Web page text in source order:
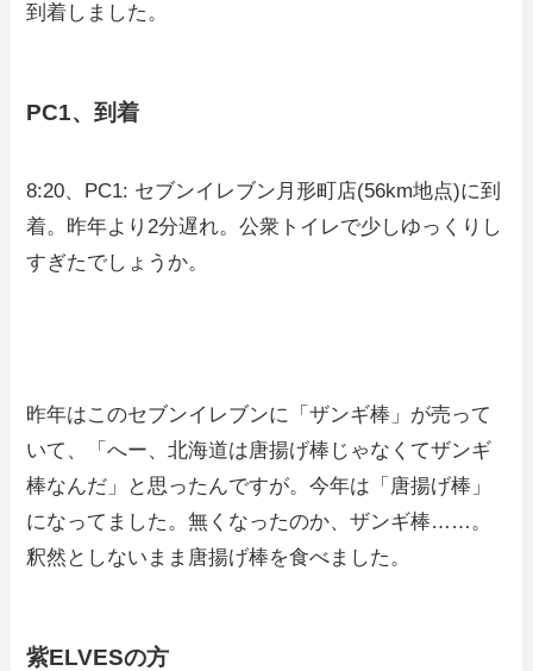
到着しました。
PC1、到着
8:20、PC1: セブンイレブン月形町店(56km地点)に到
着。昨年より2分遅れ。公衆トイレで少しゆっくりし
すぎたでしょうか。
昨年はこのセブンイレブンに「ザンギ棒」が売って
いて、「へー、北海道は唐揚げ棒じゃなくてザンギ
棒なんだ」と思ったんですが。今年は「唐揚げ棒」
になってました。無くなったのか、ザンギ棒……。
釈然としないまま唐揚げ棒を食べました。
紫ELVESの方